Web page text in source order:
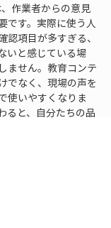
作業者からの意見
です。実際に使う人
認項目が多すぎる、
いと感じている場
ません。教育コンテ
でなく、現場の声を
使いやすくなりま
ると、自分たちの品